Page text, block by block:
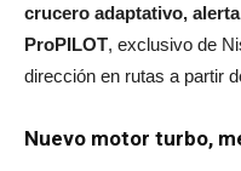
crucero adaptativo,
ProPILOT, exclusivo de
dirección en rutas a partir
Nuevo motor turbo,